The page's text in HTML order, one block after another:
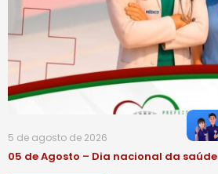
5 de agosto de 2026
05 de Agosto – Dia nacional da saúde